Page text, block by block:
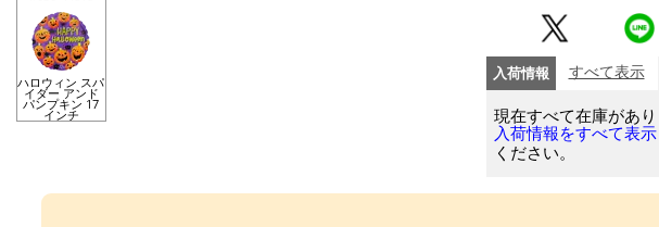
ハロウィン スパ
イダー アンド
パンプキン 17
インチ
入荷情報 すべて表示
現在すべて在庫があり
入荷情報をすべて表示
ください。